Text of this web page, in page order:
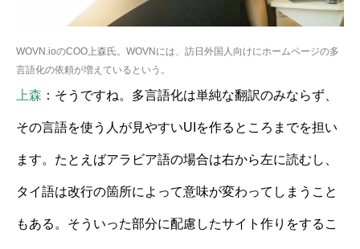
WOVN.ioのCOO上森氏。WOVNには、訪日外国人向けにホームページの多
言語化の依頼が増えているという。
上森 ：そうですね。多言語化は単純な翻訳のみならず、
その言語を使う人が見やすいUIを作るところまでを担い
ます。たとえばアラビア語の場合は右から左に読むし、
タイ語は改行の箇所によって意味が変わってしまうこと
もある。そういった部分に配慮したサイト作りをするこ